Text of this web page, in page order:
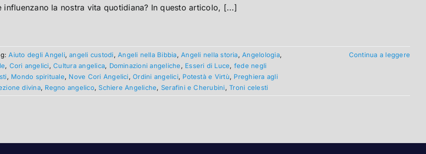
influenzano la nostra vita quotidiana? In questo articolo, [...]
Aiuto degli Angeli,angeli custodi,Angeli nella Bibbia,Angeli nella storia,Angelologia,
, Cori angelici,Cultura angelica, Dominazioni angeliche, Esseri di Luce, fede negli
, Mondo spirituale, Nove Cori Angelici,Ordini angelici, Potestà e Virtù, Preghiera agli
divina, Regno angelico, Schiere Angeliche, Serafini e Cherubini,Troni celesti
Continua a leggere